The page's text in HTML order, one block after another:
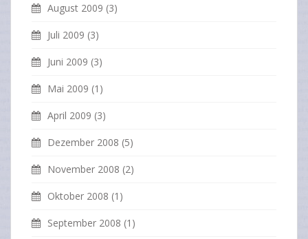
August 2009 (3)
Juli 2009 (3)
Juni 2009 (3)
Mai 2009 (1)
April 2009 (3)
Dezember 2008 (5)
November 2008 (2)
Oktober 2008 (1)
September 2008 (1)